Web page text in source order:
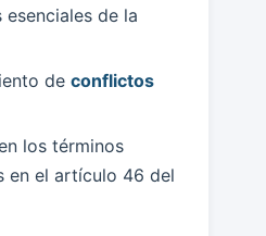
de la
deconflictos
los términos
en el artículo 46 del